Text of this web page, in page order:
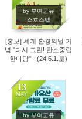
by 부여군유
스호스텔
3355
[홍보] 세계 환경의날 기
념 "다시 그린! 탄소중립
한마당" - (24.6.1.토)
13
MAY
by 부여군유
3247